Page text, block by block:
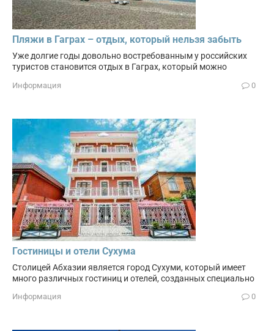
Пляжи в Гаграх – отдых, который нельзя забыть
Уже долгие годы довольно востребованным у российских
туристов становится отдых в Гаграх, который можно
Информация 0
Гостиницы и отели Сухума
Столицей Абхазии является город Сухуми, который имеет
много различных гостиниц и отелей, созданных специально
Информация 0